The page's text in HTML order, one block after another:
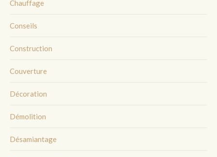
Chauffage
Conseils
Construction
Couverture
Décoration
Démolition
Désamiantage